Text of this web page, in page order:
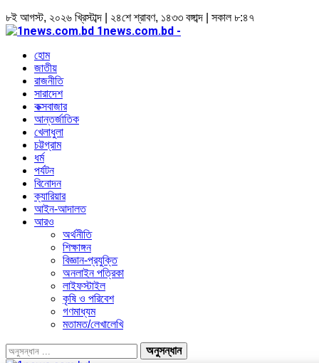
৮ই আগস্ট, ২০২৬ খ্রিস্টাব্দ | ২৪শে শ্রাবণ, ১৪৩৩ বঙ্গাব্দ | সকাল ৮:৪৭
1news.com.bd -
হোম
জাতীয়
রাজনীতি
সারাদেশ
কক্সবাজার
আন্তর্জাতিক
খেলাধুলা
চট্টগ্রাম
ধর্ম
পর্যটন
বিনোদন
ক্যারিয়ার
আইন-আদালত
আরও
অর্থনীতি
শিক্ষাঙ্গন
বিজ্ঞান-প্রযুক্তি
অনলাইন পত্রিকা
লাইফস্টাইল
কৃষি ও পরিবেশ
গণমাধ্যম
মতামত/লেখালেখি